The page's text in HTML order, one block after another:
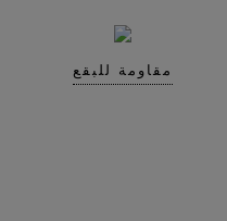
مقاومة للبقع